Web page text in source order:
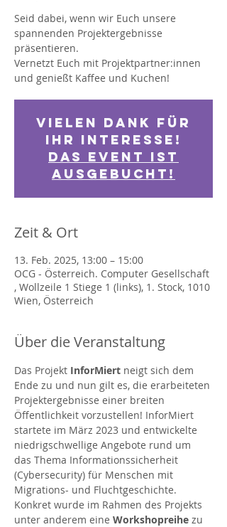
Seid dabei, wenn wir Euch unsere
spannenden Projektergebnisse
präsentieren.
Vernetzt Euch mit Projektpartner:innen
und genießt Kaffee und Kuchen!
Vielen Dank für
Ihr Interesse!
Das Event ist
ausgebucht!
Zeit & Ort
13. Feb. 2025, 13:00 – 15:00
OCG - Österreich. Computer Gesellschaft
, Wollzeile 1 Stiege 1 (links), 1. Stock, 1010
Wien, Österreich
Über die Veranstaltung
Das Projekt InforMiert neigt sich dem
Ende zu und nun gilt es, die erarbeiteten
Projektergebnisse einer breiten
Öffentlichkeit vorzustellen! InforMiert
startete im März 2023 und entwickelte
niedrigschwellige Angebote rund um
das Thema Informationssicherheit
(Cybersecurity) für Menschen mit
Migrations- und Fluchtgeschichte.
Konkret wurde im Rahmen des Projekts
unter anderem eine Workshopreihe zu